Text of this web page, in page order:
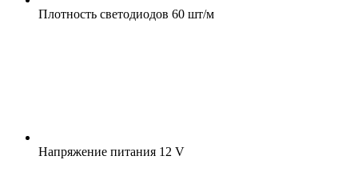
Плотность светодиодов 60 шт/м
Напряжение питания 12 V